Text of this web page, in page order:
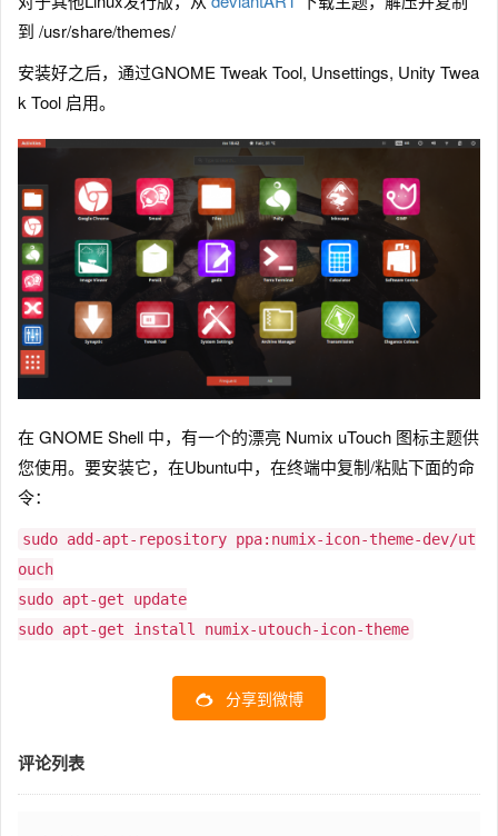
到 /usr/share/themes/
安装好之后，通过GNOME Tweak Tool, Unsettings, Unity Twea
k Tool 启用。
在 GNOME Shell 中，有一个的漂亮 Numix uTouch 图标主题供
您使用。要安装它，在Ubuntu中，在终端中复制/粘贴下面的命
令：
sudo add-apt-repository ppa:numix-icon-theme-dev/ut
ouch
sudo apt-get update
sudo apt-get install numix-utouch-icon-theme
分享到微博
评论列表